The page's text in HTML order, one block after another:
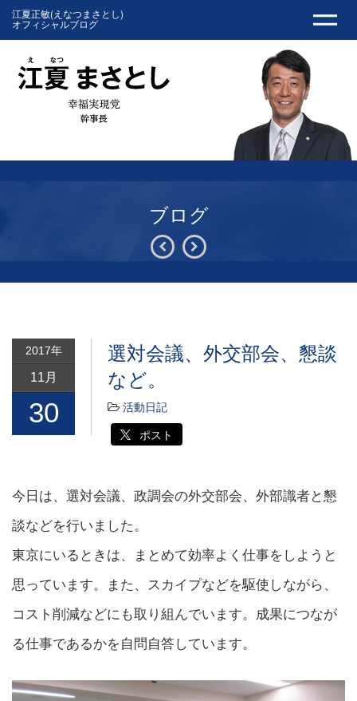
江夏正敏(えなつまさとし)
オフィシャルブログ
ブログ
2017年
11月
30
選対会議、外交部会、懇談
など。
活動日記
ポスト
今日は、選対会議、政調会の外交部会、外部識者と懇
談などを行いました。
東京にいるときは、まとめて効率よく仕事をしようと
思っています。また、スカイプなどを駆使しながら、
コスト削減などにも取り組んでいます。成果につなが
る仕事であるかを自問自答しています。